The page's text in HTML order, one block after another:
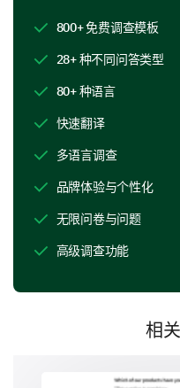
加班工作
长途通勤
灵活的工作时间表
高工作负荷
以下哪些工作与生活
供简短的评论以进行
缺乏时间
800+ 免费调查模板
28+ 种不同问答类型
80+ 种语言
快速翻译
多语言调查
品牌体验与个性化
无限问卷与问题
高级调查功能
相